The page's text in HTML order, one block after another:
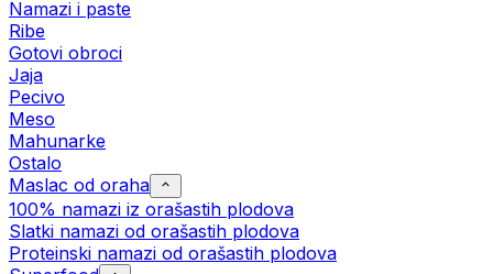
Namazi i paste
Ribe
Gotovi obroci
Jaja
Pecivo
Meso
Mahunarke
Ostalo
Maslac od oraha
100% namazi iz orašastih plodova
Slatki namazi od orašastih plodova
Proteinski namazi od orašastih plodova